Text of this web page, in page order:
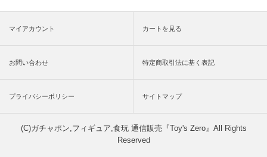
マイアカウント カートを見る
お問い合わせ 特定商取引法に基く表記
プライバシーポリシー サイトマップ
(C)ガチャポン,フィギュア,食玩 通信販売『Toy's Zero』All Rights
Reserved